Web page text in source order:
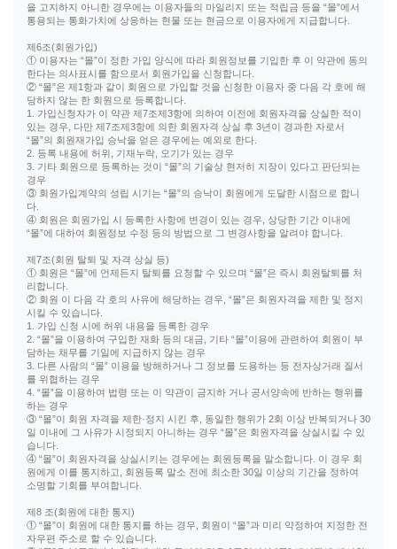
을 고지하지 아니한 경우에는 이용자들의 마일리지 또는 적립금 등을 “몰”에서
통용되는 통화가치에 상응하는 현물 또는 현금으로 이용자에게 지급합니다.
제6조(회원가입)
① 이용자는 “몰”이 정한 가입 양식에 따라 회원정보를 기입한 후 이 약관에 동의
한다는 의사표시를 함으로서 회원가입을 신청합니다.
② “몰”은 제1항과 같이 회원으로 가입할 것을 신청한 이용자 중 다음 각 호에 해
당하지 않는 한 회원으로 등록합니다.
1. 가입신청자가 이 약관 제7조제3항에 의하여 이전에 회원자격을 상실한 적이
있는 경우, 다만 제7조제3항에 의한 회원자격 상실 후 3년이 경과한 자로서
“몰”의 회원재가입 승낙을 얻은 경우에는 예외로 한다.
2. 등록 내용에 허위, 기재누락, 오기가 있는 경우
3. 기타 회원으로 등록하는 것이 “몰”의 기술상 현저히 지장이 있다고 판단되는
경우
③ 회원가입계약의 성립 시기는 “몰”의 승낙이 회원에게 도달한 시점으로 합니
다.
④ 회원은 회원가입 시 등록한 사항에 변경이 있는 경우, 상당한 기간 이내에
“몰”에 대하여 회원정보 수정 등의 방법으로 그 변경사항을 알려야 합니다.
제7조(회원 탈퇴 및 자격 상실 등)
① 회원은 “몰”에 언제든지 탈퇴를 요청할 수 있으며 “몰”은 즉시 회원탈퇴를 처
리합니다.
② 회원 이 다음 각 호의 사유에 해당하는 경우, “몰”은 회원자격을 제한 및 정지
시킬 수 있습니다.
1. 가입 신청 시에 허위 내용을 등록한 경우
2. “몰”을 이용하여 구입한 재화 등의 대금, 기타 “몰”이용에 관련하여 회원이 부
담하는 채무를 기일에 지급하지 않는 경우
3. 다른 사람의 “몰” 이용을 방해하거나 그 정보를 도용하는 등 전자상거래 질서
를 위협하는 경우
4. “몰”을 이용하여 법령 또는 이 약관이 금지하 거나 공서양속에 반하는 행위를
하는 경우
③ “몰”이 회원 자격을 제한·정지 시킨 후, 동일한 행위가 2회 이상 반복되거나 30
일 이내에 그 사유가 시정되지 아니하는 경우 “몰”은 회원자격을 상실시킬 수 있
습니다.
④ “몰”이 회원자격을 상실시키는 경우에는 회원등록을 말소합니다. 이 경우 회
원에게 이를 통지하고, 회원등록 말소 전에 최소한 30일 이상의 기간을 정하여
소명할 기회를 부여합니다.
제8 조(회원에 대한 통지)
① “몰”이 회원에 대한 통지를 하는 경우, 회원이 “몰”과 미리 약정하여 지정한 전
자우편 주소로 할 수 있습니다.